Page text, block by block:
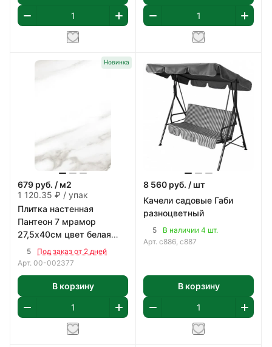
Новинка
679 руб. / м2
1 120.35 ₽ / упак
Плитка настенная
Пантеон 7 мрамор
27,5х40см цвет белая
1,65 м2/уп
5
Под заказ от 2 дней
Арт. 00-002377
В корзину
8 560 руб. / шт
Качели садовые Габи
разноцветный
5
В наличии 4 шт.
Арт. с886, с887
В корзину